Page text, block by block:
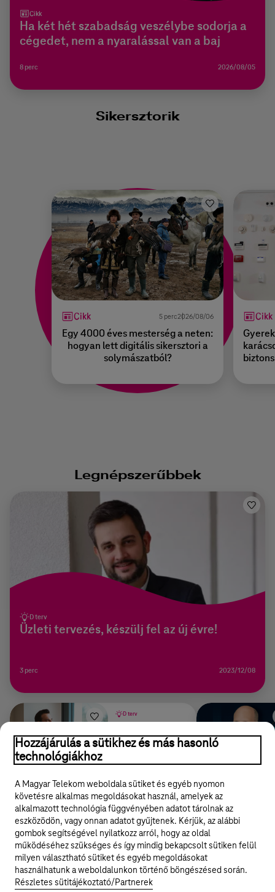
Cikk
Ha két hét szabadság veszélybe sodorja a
cégedet, nem a nyaralással van a baj
8 perc 2026/08/05
Sikersztorik
Cikk 5 perc2026/08/06
Egy 4000 éves mesterség a neten:
hogyan lett digitális sikersztori a
solymászatból?
Cikk
Legnépszerűbbek
D terv
hirdetést?
3 perc2021/06/29
D terv
Üzleti tervezés, készülj fel az új évre!
3 perc 2023/12/08
Legyél a Hello Biznisz közösség tagja!
REGISZTRÁLOK/BELÉPEK
Hozzájárulás a sütikhez és más hasonló
technológiákhoz
A Magyar Telekom weboldala sütiket és egyéb nyomon
követésre alkalmas megoldásokat használ, amelyek az
alkalmazott technológia függvényében adatot tárolnak az
eszközödön, vagy onnan adatot gyűjtenek. Kérjük, az alábbi
gombok segítségével nyilatkozz arról, hogy az oldal
működéséhez szükséges és így mindig bekapcsolt sütiken felül
milyen választható sütiket és egyéb megoldásokat
használhatunk a weboldalunkon történő böngészésed során.
Részletes sütitájékoztató/Partnerek